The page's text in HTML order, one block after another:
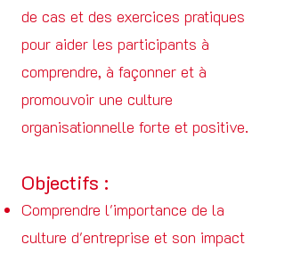
de cas et des exercices pratiques
pour aider les participants à
comprendre, à façonner et à
promouvoir une culture
organisationnelle forte et positive.
Objectifs :
Comprendre l'importance de la
culture d'entreprise et son impact